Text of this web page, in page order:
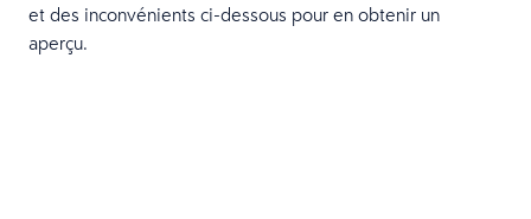
et des inconvénients ci-dessous pour en obtenir un
aperçu.